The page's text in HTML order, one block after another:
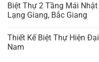
Biệt Thự 2 Tầng Mái
Lạng Giang, Bắc Giang
Thiết Kế Biệt Thự Hiện
Nam